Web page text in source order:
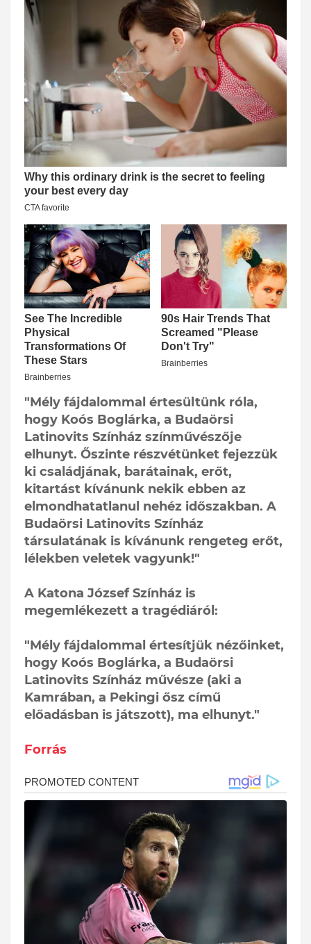
"Mély fájdalommal értesültünk róla,
hogy Koós Boglárka, a Budaörsi
Latinovits Színház színművészője
elhunyt. Őszinte részvétünket fejezzük
ki családjának, barátainak, erőt,
kitartást kívánunk nekik ebben az
elmondhatatlanul nehéz időszakban. A
Budaörsi Latinovits Színház
társulatának is kívánunk rengeteg erőt,
lélekben veletek vagyunk!"
A Katona József Színház is
megemlékezett a tragédiáról:
"Mély fájdalommal értesítjük nézőinket,
hogy Koós Boglárka, a Budaörsi
Latinovits Színház művésze (aki a
Kamrában, a Pekingi ősz című
előadásban is játszott), ma elhunyt."
Forrás